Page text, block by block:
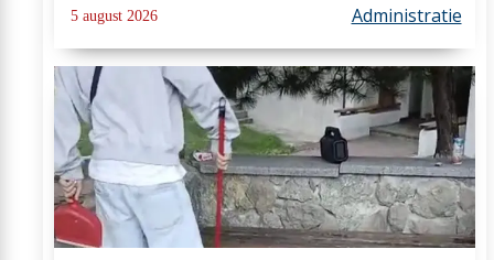
participe, în perioada 28–30 august 2026, la
evenimentul „Dorohoiul, în Sărbătoare!”....
5 august 2026 Administratie